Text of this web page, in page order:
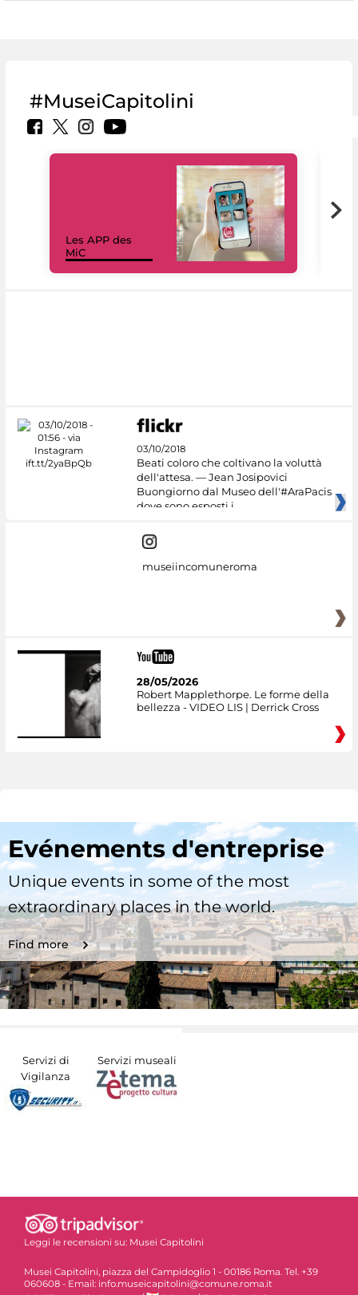
#MuseiCapitolini
Les APP des
MiC
03/10/2018
Beati coloro che coltivano la voluttà
dell'attesa. — Jean Josipovici
Buongiorno dal Museo dell'#AraPacis
dove sono esposti i
museiincomuneroma
28/05/2026
Robert Mapplethorpe. Le forme della
bellezza - VIDEO LIS | Derrick Cross
Evénements d'entreprise
Unique events in some of the most
extraordinary places in the world.
Find more
Servizi di
Vigilanza
Servizi museali
Leggi le recensioni su: Musei Capitolini
Musei Capitolini, piazza del Campidoglio 1 - 00186 Roma. Tel. +39
060608 - Email: info.museicapitolini@comune.roma.it